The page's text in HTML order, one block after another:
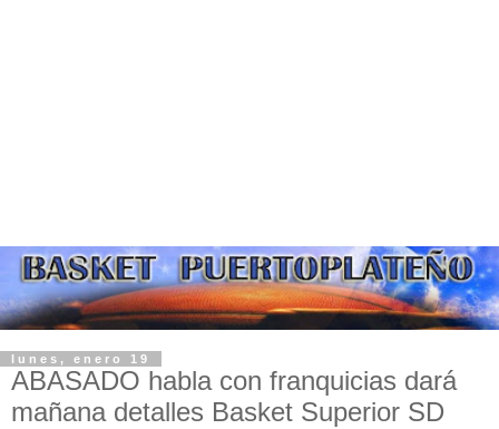
lunes, enero 19
ABASADO habla con franquicias dará
mañana detalles Basket Superior SD